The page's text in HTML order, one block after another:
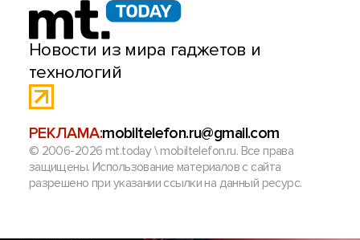
Новости из мира гаджетов и
технологий
РЕКЛАМА:mobiltelefon.ru@gmail.com
© 2006-2026 mt.today \ mobiltelefon.ru. Все права
защищены. Использование материалов с сайта
разрешено при указании ссылки на данный ресурс.